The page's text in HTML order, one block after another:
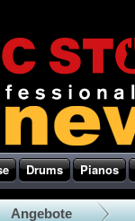
Drums Pianos
Angebote